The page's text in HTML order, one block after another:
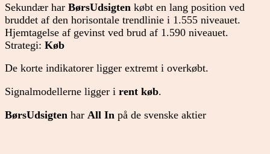
Sekundær har BørsUdsigten købt en lang position ved
bruddet af den horisontale trendlinie i 1.555 niveauet.
Hjemtagelse af gevinst ved brud af 1.590 niveauet.
Strategi: Køb
De korte indikatorer ligger extremt i overkøbt.
Signalmodellerne ligger i rent køb.
BørsUdsigten har All In på de svenske aktier